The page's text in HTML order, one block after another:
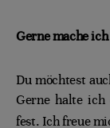
Gerne mache
Du möchtest
Gerne halte ich
fest. Ich freue